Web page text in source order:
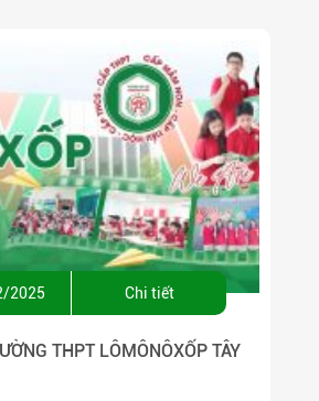
2025 Chi tiết
THPT LÔMÔNÔXỐP TÂY